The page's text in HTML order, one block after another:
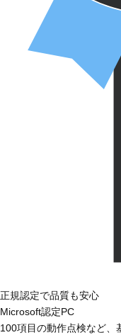
正規認定で品質も安心
Microsoft認定PC
100項目の動作点検など、